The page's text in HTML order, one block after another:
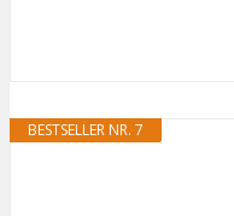
BESTSELLER NR. 7